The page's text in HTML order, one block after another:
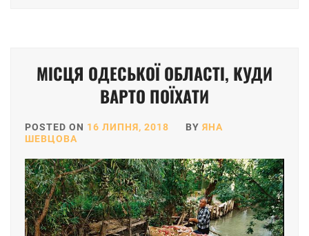
МІСЦЯ ОДЕСЬКОЇ ОБЛАСТІ, КУДИ
ВАРТО ПОЇХАТИ
POSTED ON 16 ЛИПНЯ, 2018 BY ЯНА
ШЕВЦОВА